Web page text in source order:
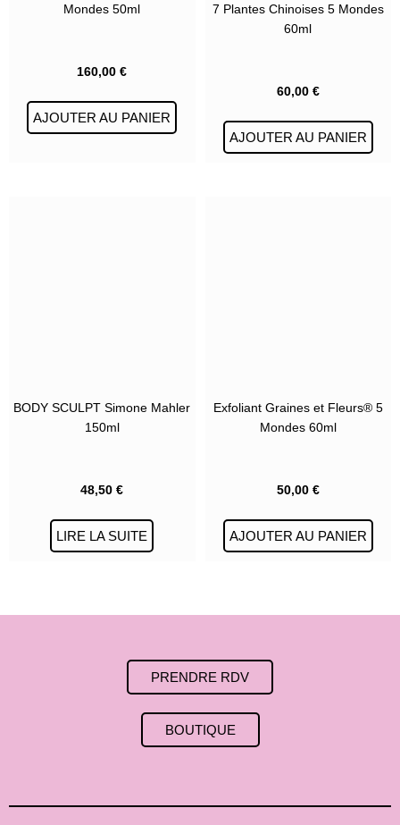
Mondes 50ml
160,00€
AJOUTER AU PANIER
7 Plantes Chinoises 5 Mondes
60ml
60,00 €
AJOUTER AU PANIER
BODY SCULPT Simone Mahler
150ml
48,50€
LIRE LA SUITE
Exfoliant Graines et Fleurs® 5
Mondes 60ml
50,00 €
AJOUTER AU PANIER
PRENDRE RDV
BOUTIQUE